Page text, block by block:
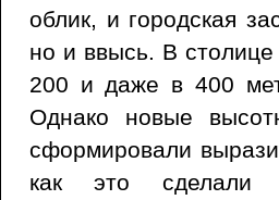
облик, и городская
но и ввысь. В
200 и даже в 400
Однако новые
сформировали
как это сделали